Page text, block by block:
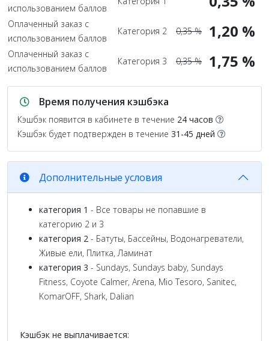
использованием баллов
Оплаченный заказ с
использованием баллов
Категория 2 0,35 % 1,20 %
Оплаченный заказ с
использованием баллов
Категория 3 0,35 % 1,75 %
Время получения кэшбэка
Кэшбэк появится в кабинете в течение 24 часов
Кэшбэк будет подтвержден в течение 31-45 дней
Дополнительные условия
категория 1 - Все товары не попавшие в
категорию 2 и 3
категория 2 - Батуты, Бассейны, Водонагреватели,
Живые ели, Плитка, Ламинат
категория 3 - Sundays, Sundays baby, Sundays
Fitness, Coyote Calmer, Arena, Mio Tesoro, Sanitec,
KomarOFF, Shark, Dalian
Кэшбэк не выплачивается: